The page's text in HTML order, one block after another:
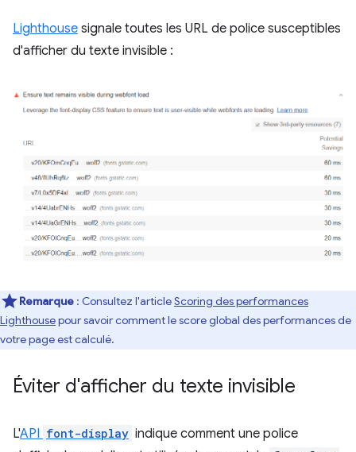
Lighthouse signale toutes les URL de police susceptibles
d'afficher du texte invisible :
Remarque : Consultez l'articleScoring des performances
Lighthousepour savoir comment le score global des performances de
votre page est calculé.
Éviter d'afficher du texte invisible
L'API font-display indique comment une police